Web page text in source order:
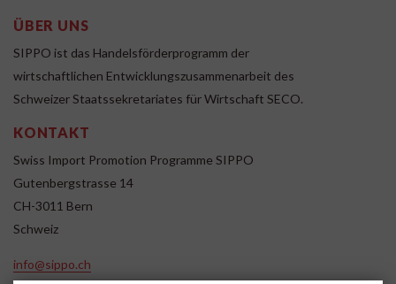
ÜBER UNS
SIPPO ist das Handelsförderprogramm der
wirtschaftlichen Entwicklungszusammenarbeit des
Schweizer Staatssekretariates für Wirtschaft SECO.
KONTAKT
Swiss Import Promotion Programme SIPPO
Gutenbergstrasse 14
CH-3011 Bern
Schweiz
info@sippo.ch